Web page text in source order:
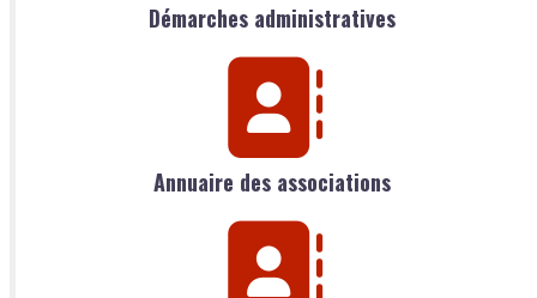
Démarches administratives
Annuaire des associations